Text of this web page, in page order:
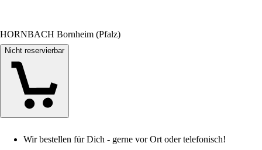
HORNBACH Bornheim (Pfalz)
Nicht reservierbar
Wir bestellen für Dich - gerne vor Ort oder telefonisch!